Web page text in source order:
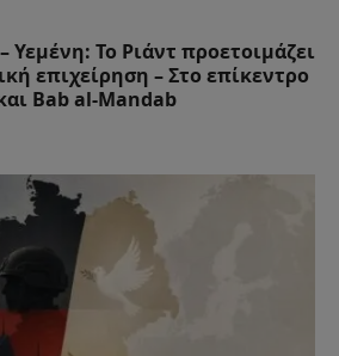
Υεμένη: Το Ριάντ προετοιμάζει
επιχείρηση – Στο επίκεντρο
Bab al-Mandab